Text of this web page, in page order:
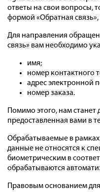
ответы на свои вопросы,
формой «Обратная
Для направления
связь» вам необходимо
имя;
номер контактного
адрес электронной
номер заказа.
Помимо этого, нам
предоставленная вами в
Обрабатываемые в
данные не относятся к
биометрическим в
обрабатываются
Правовым основанием